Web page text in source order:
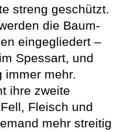
streng geschützt.
die Baum-
eingegliedert –
Spessart, und
immer mehr.
ihre zweite
Fleisch und
mehr streitig